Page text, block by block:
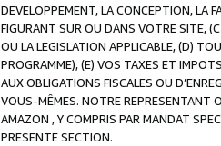
DEVELOPPEMENT, LA CONCEPTION, LA
FIGURANT SUR OU DANS VOTRE SITE,
OU LA LEGISLATION APPLICABLE, (D)
PROGRAMME), (E) VOS TAXES ET
AUX OBLIGATIONS FISCALES OU
VOUS-MÊMES. NOTRE REPRESENTANT
AMAZON , Y COMPRIS PAR MANDAT
PRESENTE SECTION.